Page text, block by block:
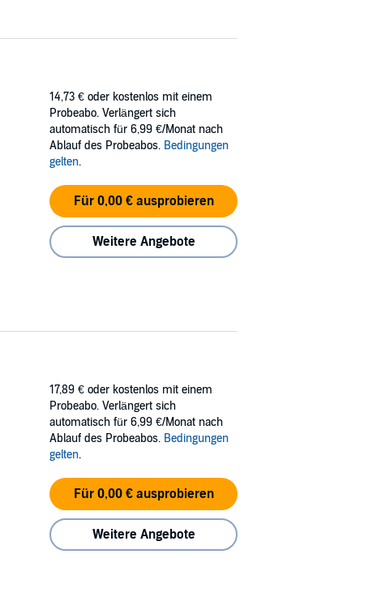
14,73 € oder kostenlos mit einem
Probeabo. Verlängert sich
automatisch für 6,99 €/Monat nach
Ablauf des Probeabos. Bedingungen
gelten.
Für 0,00 € ausprobieren
Weitere Angebote
17,89 € oder kostenlos mit einem
Probeabo. Verlängert sich
automatisch für 6,99 €/Monat nach
Ablauf des Probeabos. Bedingungen
gelten.
Für 0,00 € ausprobieren
Weitere Angebote